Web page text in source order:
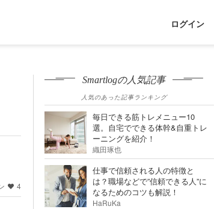
ログイン
4
Smartlogの人気記事
人気のあった記事ランキング
毎日できる筋トレメニュー10
選。自宅でできる体幹&自重トレ
ーニングを紹介！
織田琢也
仕事で信頼される人の特徴と
は？職場などで”信頼できる人”に
なるためのコツも解説！
HaRuKa